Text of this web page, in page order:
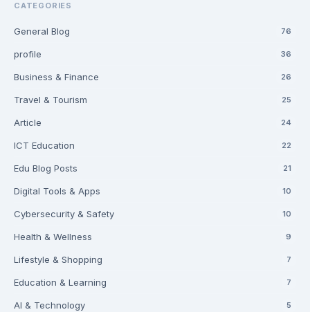
CATEGORIES
General Blog 76
profile 36
Business & Finance 26
Travel & Tourism 25
Article 24
ICT Education 22
Edu Blog Posts 21
Digital Tools & Apps 10
Cybersecurity & Safety 10
Health & Wellness 9
Lifestyle & Shopping 7
Education & Learning 7
AI & Technology 5